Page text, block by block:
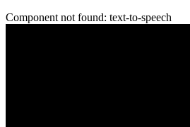
Component not found: text-to-speech